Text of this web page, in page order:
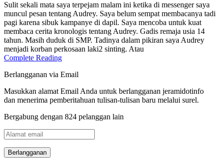
Sulit sekali mata saya terpejam malam ini ketika di messenger saya
muncul pesan tentang Audrey. Saya belum sempat membacanya tadi
pagi karena sibuk kampanye di dapil. Saya mencoba untuk kuat
membaca cerita kronologis tentang Audrey. Gadis remaja usia 14
tahun. Masih duduk di SMP. Tadinya dalam pikiran saya Audrey
menjadi korban perkosaan laki2 sinting. Atau
Complete Reading
Berlangganan via Email
Masukkan alamat Email Anda untuk berlangganan jeramidotinfo
dan menerima pemberitahuan tulisan-tulisan baru melalui surel.
Bergabung dengan 824 pelanggan lain
Alamat
email